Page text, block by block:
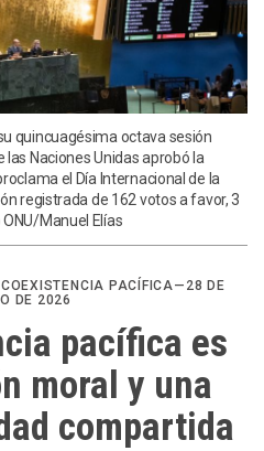
quincuagésima octava sesión
Naciones Unidas aprobó la
el Día Internacional de la
registrada de 162 votos a favor, 3
Manuel Elías
PACÍFICA—28 DE
DE 2026
pacífica es
moral y una
compartida